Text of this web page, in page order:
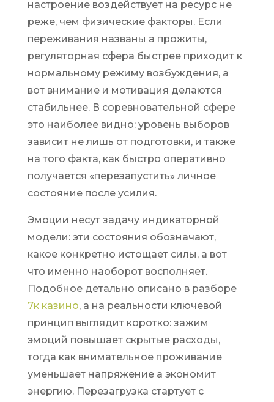
настроение воздействует на ресурс не
реже, чем физические факторы. Если
переживания названы а прожиты,
регуляторная сфера быстрее приходит к
нормальному режиму возбуждения, а
вот внимание и мотивация делаются
стабильнее. В соревновательной сфере
это наиболее видно: уровень выборов
зависит не лишь от подготовки, и также
на того факта, как быстро оперативно
получается «перезапустить» личное
состояние после усилия.
Эмоции несут задачу индикаторной
модели: эти состояния обозначают,
какое конкретно истощает силы, а вот
что именно наоборот восполняет.
Подобное детально описано в разборе
7к казино, а на реальности ключевой
принцип выглядит коротко: зажим
эмоций повышает скрытые расходы,
тогда как внимательное проживание
уменьшает напряжение а экономит
энергию. Перезагрузка стартует с